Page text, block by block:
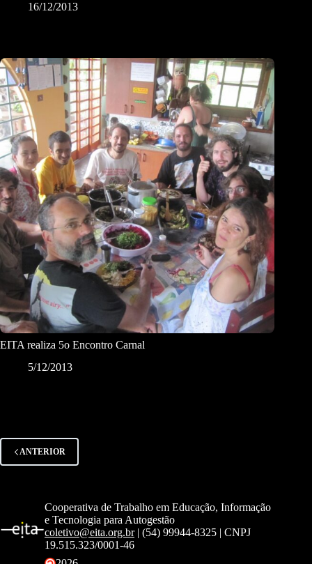
16/12/2013
EITA realiza 5o Encontro Carnal
5/12/2013
ANTERIOR
Cooperativa de Trabalho em Educação, Informação
e Tecnologia para Autogestão
coletivo@eita.org.br| (54) 99944-8325 | CNPJ
19.515.323/0001-46